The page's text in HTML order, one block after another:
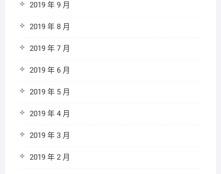
2019 年 9 月
2019 年 8 月
2019 年 7 月
2019 年 6 月
2019 年 5 月
2019 年 4 月
2019 年 3 月
2019 年 2 月